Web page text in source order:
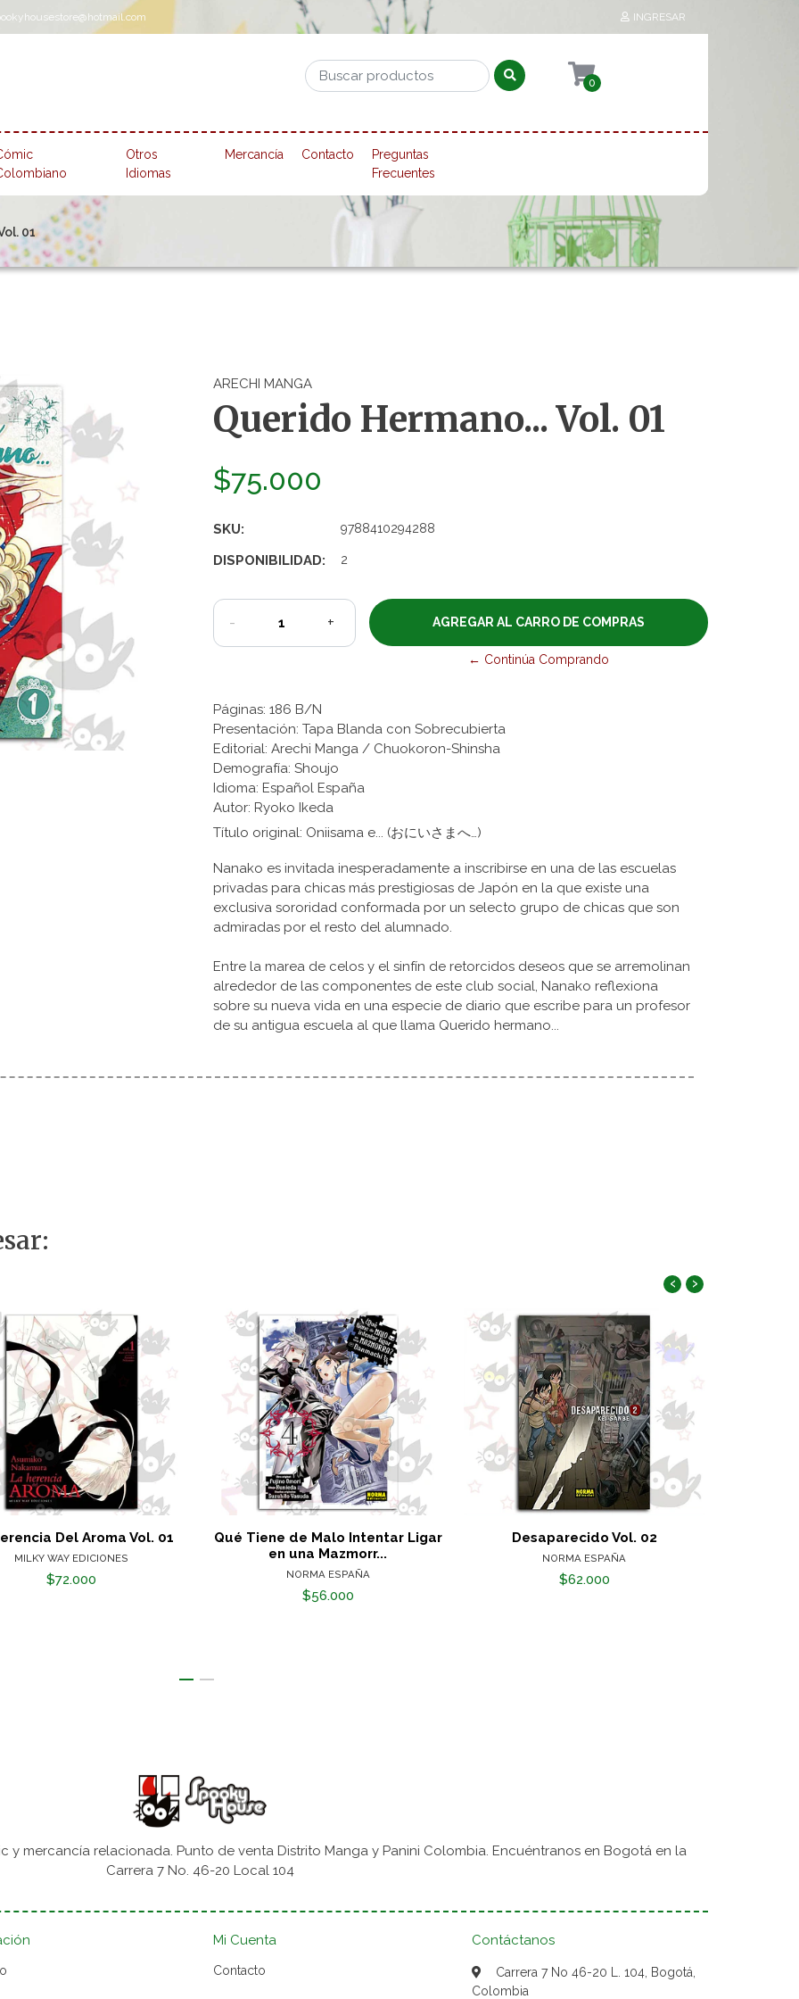
INGRESAR
0
Otros
Idiomas
Mercancía Contacto
Preguntas
Frecuentes
01
ARECHI MANGA
Querido Hermano... Vol. 01
$75.000
SKU: 9788410294288
DISPONIBILIDAD: 2
- +
← Continúa Comprando
Páginas: 186 B/N
Presentación: Tapa Blanda con Sobrecubierta
Editorial: Arechi Manga / Chuokoron-Shinsha
Demografía: Shoujo
Idioma: Español España
Autor: Ryoko Ikeda
Título original: Oniisama e... (おにいさまへ…)
Nanako es invitada inesperadamente a inscribirse en una de las escuelas
privadas para chicas más prestigiosas de Japón en la que existe una
exclusiva sororidad conformada por un selecto grupo de chicas que son
admiradas por el resto del alumnado.
Entre la marea de celos y el sinfín de retorcidos deseos que se arremolinan
alrededor de las componentes de este club social, Nanako reflexiona
sobre su nueva vida en una especie de diario que escribe para un profesor
de su antigua escuela al que llama Querido hermano...
Del Aroma Vol. 01
MILKY WAY EDICIONES
$72.000
Qué Tiene de Malo Intentar Ligar
en una Mazmorr...
NORMA ESPAÑA
$56.000
Desaparecido Vol. 02
NORMA ESPAÑA
$62.000
‹ ›
y mercancía relacionada. Punto de venta Distrito Manga y Panini Colombia. Encuéntranos en Bogotá en la
Carrera 7 No. 46-20 Local 104
Mi Cuenta
Contacto
Contáctanos
Carrera 7 No 46-20 L. 104, Bogotá,
Colombia